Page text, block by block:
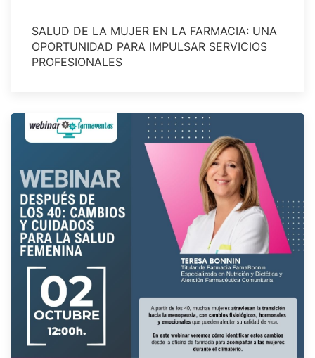
SALUD DE LA MUJER EN LA FARMACIA: UNA
OPORTUNIDAD PARA IMPULSAR SERVICIOS
PROFESIONALES